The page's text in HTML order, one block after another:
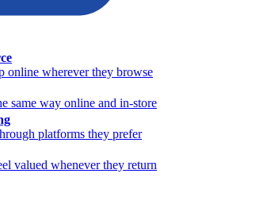
online wherever they browse
same way online and in-store
platforms they prefer
valued whenever they return